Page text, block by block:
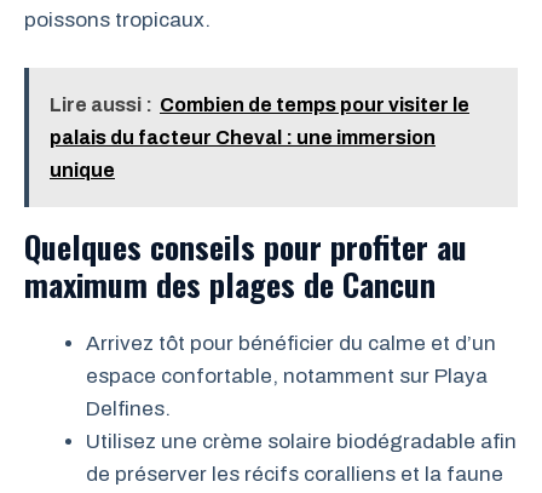
poissons tropicaux.
Lire aussi : Combien de temps pour visiter le
palais du facteur Cheval : une immersion
unique
Quelques conseils pour profiter au
maximum des plages de Cancun
Arrivez tôt pour bénéficier du calme et d’un
espace confortable, notamment sur Playa
Delfines.
Utilisez une crème solaire biodégradable afin
de préserver les récifs coralliens et la faune